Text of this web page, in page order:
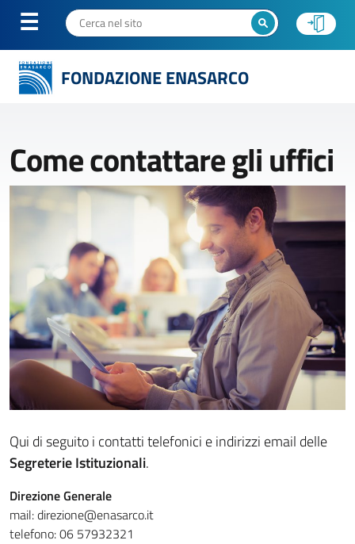
FONDAZIONE ENASARCO
Come contattare gli uffici
Qui di seguito i contatti telefonici e indirizzi email delle
Segreterie Istituzionali.
Direzione Generale
mail: direzione@enasarco.it
telefono: 06 57932321